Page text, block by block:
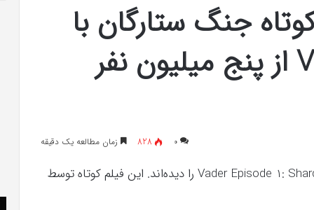
جنگ ستارگان با
نام Vader Episode 1 از پنج میلیون نفر
۰ 828 زمان مطالعه یک دقیقه
تاکنون بیش از ۵ میلیون نفر فیلم Vader Episode 1: Shards of the Past را دیده‌اند. این فیلم کوتاه توسط